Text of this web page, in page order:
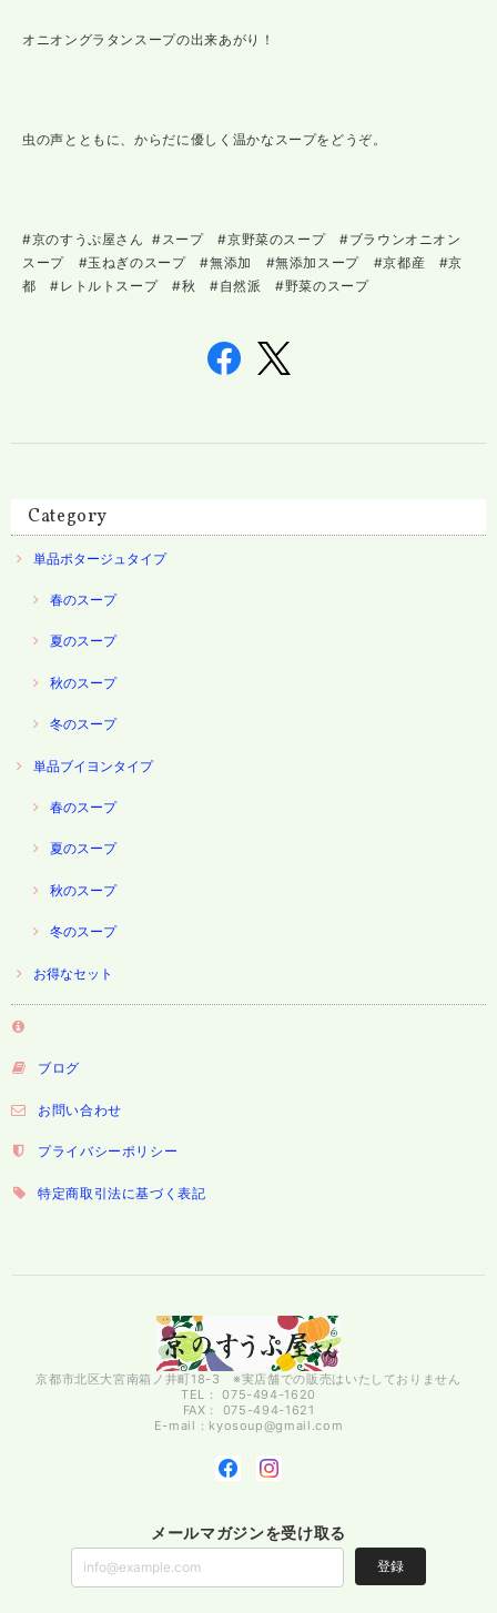
オニオングラタンスープの出来あがり！
虫の声とともに、からだに優しく温かなスープをどうぞ。
#京のすうぷ屋さん #スープ #京野菜のスープ #ブラウンオニオン
スープ #玉ねぎのスープ #無添加 #無添加スープ #京都産 #京
都 #レトルトスープ #秋 #自然派 #野菜のスープ
Category
単品ポタージュタイプ
春のスープ
夏のスープ
秋のスープ
冬のスープ
単品ブイヨンタイプ
春のスープ
夏のスープ
秋のスープ
冬のスープ
お得なセット
ブログ
お問い合わせ
プライバシーポリシー
特定商取引法に基づく表記
京都市北区大宮南箱ノ井町18-3 ※実店舗での販売はいたしておりません
TEL： 075-494-1620
FAX： 075-494-1621
E-mail： kyosoup@gmail.com
メールマガジンを受け取る
登録